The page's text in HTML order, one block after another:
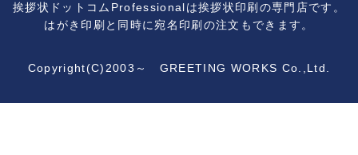
挨拶状ドットコムProfessionalは挨拶状印刷の専門店です。
はがき印刷と同時に宛名印刷の注文もできます。
Copyright(C)2003～ GREETING WORKS Co.,Ltd.